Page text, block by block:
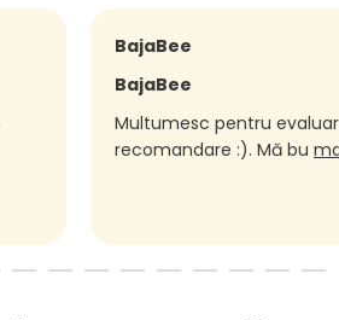
BajaBee
BajaBee
Multumesc pentru
recomandare :). Mă bu